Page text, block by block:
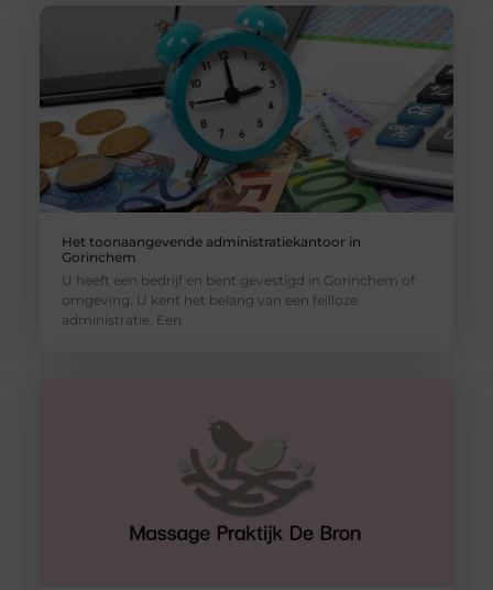
Het toonaangevende administratiekantoor in
Gorinchem
U heeft een bedrijf en bent gevestigd in Gorinchem of
omgeving. U kent het belang van een feilloze
administratie. Een